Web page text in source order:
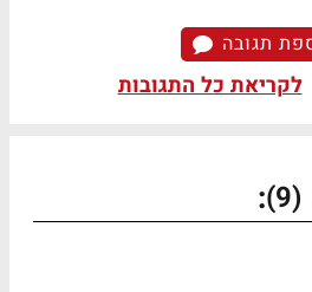
תגובה
לקריאת כל התגובות
(9)
: